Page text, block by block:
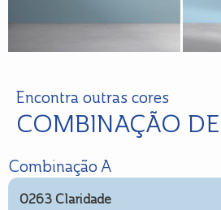
Encontra outras cores
COMBINAÇÃO
Combinação A
0263 Claridade